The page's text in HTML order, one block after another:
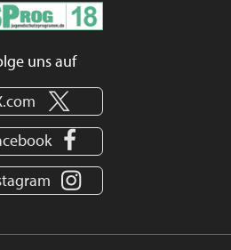
uns auf